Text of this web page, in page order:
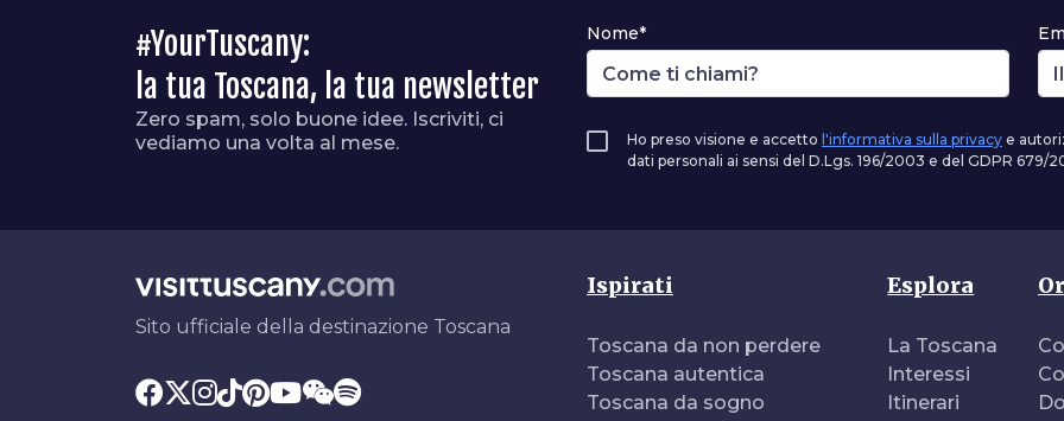
#YourTuscany:
la tua Toscana, la tua newsletter
Zero spam, solo buone idee. Iscriviti, ci
vediamo una volta al mese.
Nome*
Ho preso visione e accetto l'informativa sulla privacy e
dati personali ai sensi del D.Lgs. 196/2003 e del GDPR 679/
Sito ufficiale della destinazione Toscana
Ispirati
Toscana da non perdere
Toscana autentica
Toscana da sogno
Esplora
La Toscana
Interessi
Itinerari